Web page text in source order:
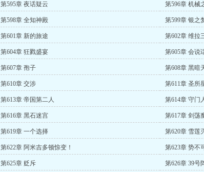
第595章 夜话疑云 第596章 机械
第598章 全知神殿 第599章 银之
第601章 新的旅途 第602章 维拉
第604章 狂戮盛宴 第605章 会说
第607章 孢子 第608章 黑暗
第610章 交涉 第611章 圣所
第613章 帝国第二人 第614章 守门
第616章 黑石迷宫 第617章 剑荡
第619章 一个选择 第620章 雪莲
第622章 阿米吉多顿惊变！ 第623章 势不
第625章 贬斥 第626章 39号